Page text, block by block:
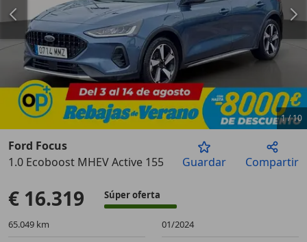
Anterior
1/10
Ford Focus
1.0 Ecoboost MHEV Active 155 Aut.Guardar Compartir
€ 16.319 Súper oferta
65.049 km
01/2024